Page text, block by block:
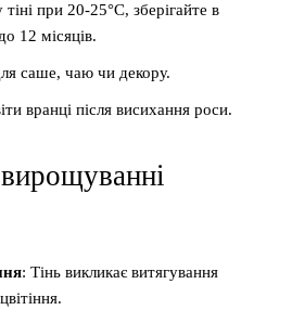
при 20-25°C, зберігайте в
12 місяців.
саше, чаю чи декору.
вранці після висихання роси.
: Тінь викликає витягування